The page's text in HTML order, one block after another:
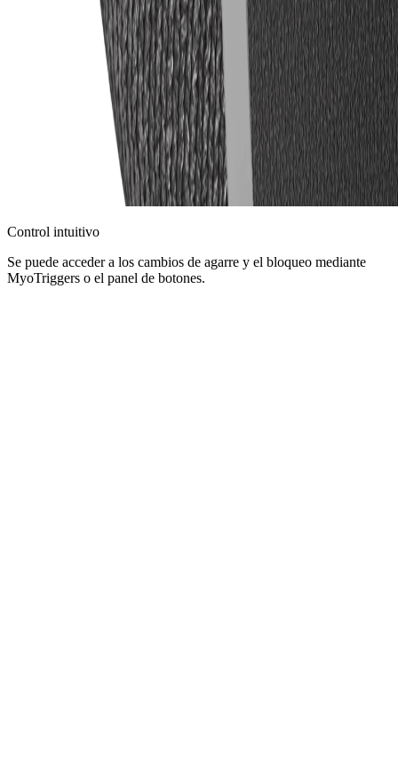
Control intuitivo
Se puede acceder a los cambios de agarre y el bloqueo mediante
MyoTriggers o el panel de botones.